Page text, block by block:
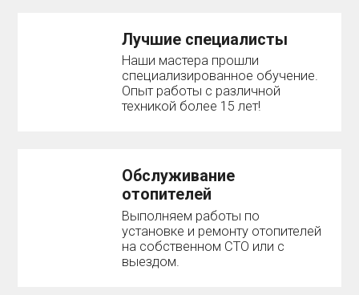
Лучшие специалисты
Наши мастера прошли
специализированное обучение.
Опыт работы с различной
техникой более 15 лет!
Обслуживание
отопителей
Выполняем работы по
установке и ремонту отопителей
на собственном СТО или с
выездом.